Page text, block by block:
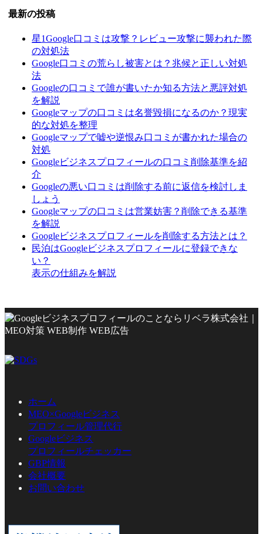
最新の投稿
星1Google口コミは攻撃？レビュー攻撃に襲われた際
の対処法
Google口コミの荒らし被害とは？兆候と正しい対処
法
Googleの口コミで誰が書いたか知る方法と悪評対処
を解説
Googleマップの口コミは名誉毀損になるのか？現実
的な対処を整理
Googleマップで嘘や逆恨み口コミが書かれた場合の
対処
Googleビジネスプロフィールの口コミ削除基準を紹
介
Googleの悪い口コミは削除する前に返信を検討しま
しょう
Googleマップの口コミは営業妨害？削除できる基準
を解説
Googleビジネスプロフィールを削除する方法とは？
民泊はGoogleビジネスプロフィールに登録できな
い？
表示の仕組みを解説
ホーム
MEO×Googleビジネス
プロフィール管理代行
Googleビジネス
プロフィールチェッカー
GBP情報
会社概要
お問い合わせ